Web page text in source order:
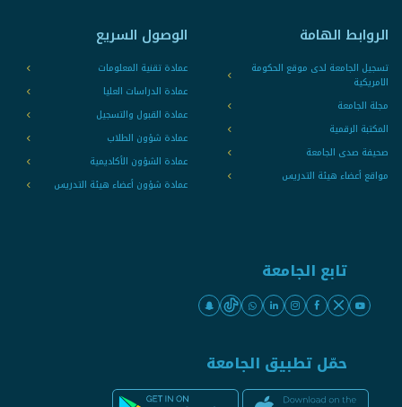
الروابط الهامة
تسجيل الجامعة لدى موقع الحكومة
الامريكية
مجلة الجامعة
المكتبة الرقمية
صحيفة صدى الجامعة
مواقع أعضاء هيئة التدريس
الوصول السريع
عمادة تقنية المعلومات
عمادة الدراسات العليا
عمادة القبول والتسجيل
عمادة شؤون الطلاب
عمادة الشؤون الأكاديمية
عمادة شؤون أعضاء هيئة التدريس
تابع الجامعة
حمّل تطبيق الجامعة